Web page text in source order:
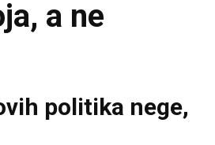
a ne
politika nege,